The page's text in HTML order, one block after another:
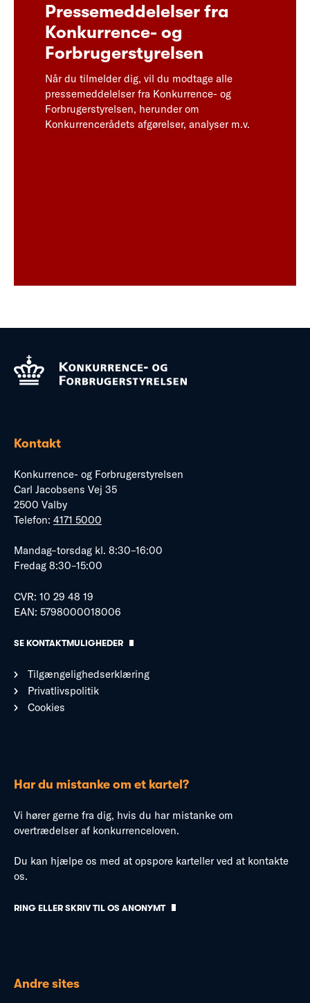
Pressemeddelelser fra
Konkurrence- og
Forbrugerstyrelsen
Når du tilmelder dig, vil du modtage alle
pressemeddelelser fra Konkurrence- og
Forbrugerstyrelsen, herunder om
Konkurrencerådets afgørelser, analyser m.v.
Kontakt
Konkurrence- og Forbrugerstyrelsen
Carl Jacobsens Vej 35
2500 Valby
Telefon: 4171 5000
Mandag–torsdag kl. 8:30–16:00
Fredag 8:30–15:00
CVR: 10 29 48 19
EAN: 5798000018006
SE KONTAKTMULIGHEDER
Tilgængelighedserklæring
Privatlivspolitik
Cookies
Har du mistanke om et kartel?
Vi hører gerne fra dig, hvis du har mistanke om
overtrædelser af konkurrenceloven.
Du kan hjælpe os med at opspore karteller ved at kontakte
os.
RING ELLER SKRIV TIL OS ANONYMT
Andre sites